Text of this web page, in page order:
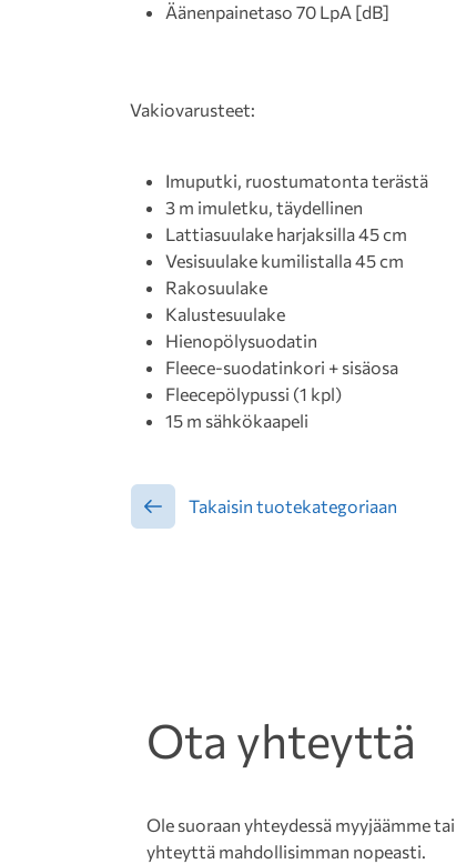
Äänenpainetaso 70 LpA [dB]
Vakiovarusteet:
Imuputki, ruostumatonta terästä
3 m imuletku, täydellinen
Lattiasuulake harjaksilla 45 cm
Vesisuulake kumilistalla 45 cm
Rakosuulake
Kalustesuulake
Hienopölysuodatin
Fleece-suodatinkori + sisäosa
Fleecepölypussi (1 kpl)
15 m sähkökaapeli
Takaisin tuotekategoriaan
Ota yhteyttä
Ole suoraan yhteydessä myyjäämme
yhteyttä mahdollisimman nopeasti.